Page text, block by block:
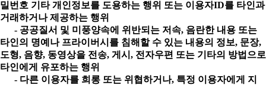
밀번호 기타 개인정보를 도용하는 행위 또는 이용자ID를 타인과
거래하거나 제공하는 행위
- 공공질서 및 미풍양속에 위반되는 저속, 음란한 내용 또는
타인의 명예나 프라이버시를 침해할 수 있는 내용의 정보, 문장,
도형, 음향, 동영상을 전송, 게시, 전자우편 또는 기타의 방법으로
타인에게 유포하는 행위
- 다른 이용자를 희롱 또는 위협하거나, 특정 이용자에게 지